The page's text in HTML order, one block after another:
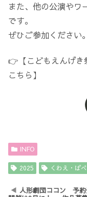
また、他の公演やワ
です。
ぜひご参加ください。
👉【こどもえんげき
こちら】
INFO
2025 くわえ・ぱ
人形劇団ココン 予約